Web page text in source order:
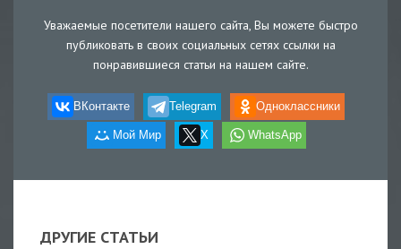
Уважаемые посетители нашего сайта, Вы можете быстро
публиковать в своих социальных сетях ссылки на
понравившиеся статьи на нашем сайте.
ВКонтакте Telegram Одноклассники
Мой Мир X WhatsApp
ДРУГИЕ СТАТЬИ